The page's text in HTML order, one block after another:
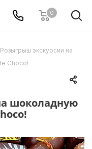
0
Розыгрыш экскурсии на
Choco!
шоколадную